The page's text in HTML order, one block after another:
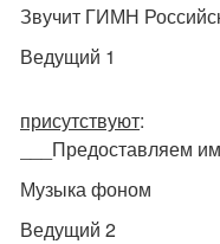
Звучит ГИМН
Ведущий 1
присутствуют:
___Предоставляем им
Музыка фоном
Ведущий 2